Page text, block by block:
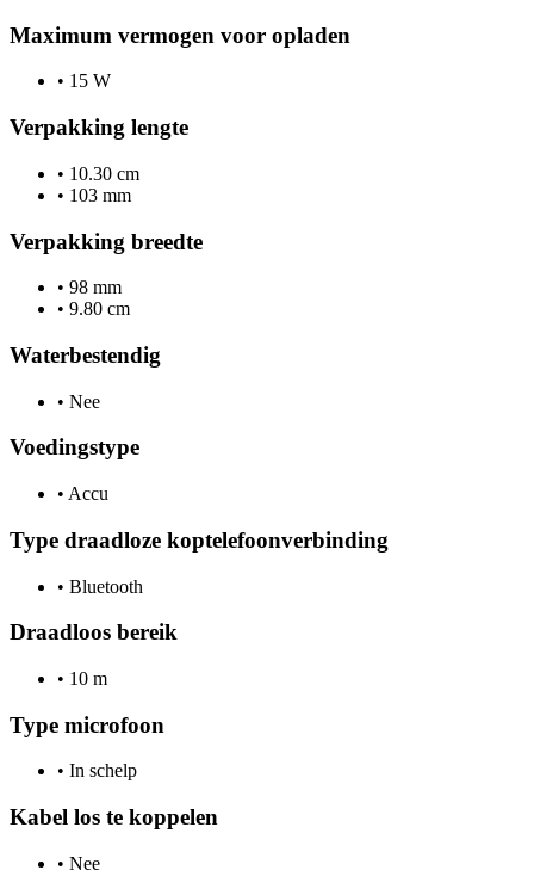
Maximum vermogen voor opladen
• 15 W
Verpakking lengte
• 10.30 cm
• 103 mm
Verpakking breedte
• 98 mm
• 9.80 cm
Waterbestendig
• Nee
Voedingstype
• Accu
Type draadloze koptelefoonverbinding
• Bluetooth
Draadloos bereik
• 10 m
Type microfoon
• In schelp
Kabel los te koppelen
• Nee